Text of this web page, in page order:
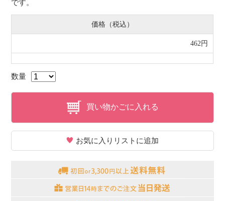
です。
価格（税込）
462円
数量
買い物かごに入れる
お気に入りリストに追加